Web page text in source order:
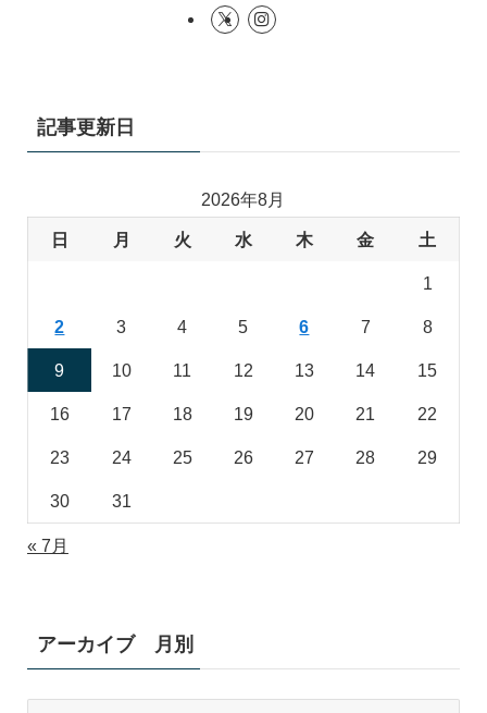
記事更新日
2026年8月
日 月 火 水 木 金 土
1
2 3 4 5 6 7 8
9 10 11 12 13 14 15
16 17 18 19 20 21 22
23 24 25 26 27 28 29
30 31
« 7月
アーカイブ 月別